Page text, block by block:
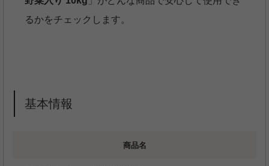
るかをチェックします。
基本情報
商品名